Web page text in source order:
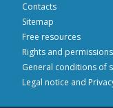
Contacts
Sitemap
Free resources
Rights and permissions
General conditions of
Legal notice and